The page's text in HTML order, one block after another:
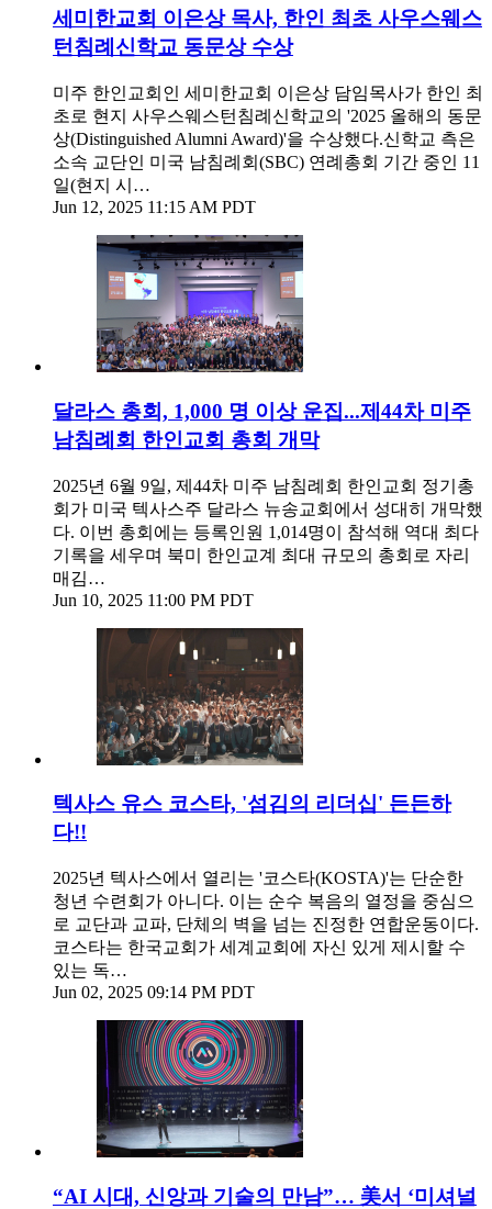
세미한교회 이은상 목사, 한인 최초 사우스웨스
턴침례신학교 동문상 수상
미주 한인교회인 세미한교회 이은상 담임목사가 한인 최
초로 현지 사우스웨스턴침례신학교의 '2025 올해의 동문
상(Distinguished Alumni Award)'을 수상했다.신학교 측은
소속 교단인 미국 남침례회(SBC) 연례총회 기간 중인 11
일(현지 시…
Jun 12, 2025 11:15 AM PDT
달라스 총회, 1,000 명 이상 운집...제44차 미주
남침례회 한인교회 총회 개막
2025년 6월 9일, 제44차 미주 남침례회 한인교회 정기총
회가 미국 텍사스주 달라스 뉴송교회에서 성대히 개막했
다. 이번 총회에는 등록인원 1,014명이 참석해 역대 최다
기록을 세우며 북미 한인교계 최대 규모의 총회로 자리
매김…
Jun 10, 2025 11:00 PM PDT
텍사스 유스 코스타, '섬김의 리더십' 든든하
다!!
2025년 텍사스에서 열리는 '코스타(KOSTA)'는 단순한
청년 수련회가 아니다. 이는 순수 복음의 열정을 중심으
로 교단과 교파, 단체의 벽을 넘는 진정한 연합운동이다.
코스타는 한국교회가 세계교회에 자신 있게 제시할 수
있는 독…
Jun 02, 2025 09:14 PM PDT
“AI 시대, 신앙과 기술의 만남”… 美서 ‘미셔널